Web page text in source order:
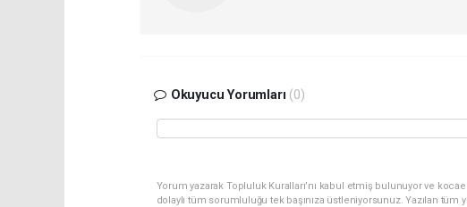
Okuyucu Yorumları (0)
Yorum yazarak Topluluk Kuralları’nı kabul etmiş bulunuyor ve
dolaylı tüm sorumluluğu tek başınıza üstleniyorsunuz. Yazılan